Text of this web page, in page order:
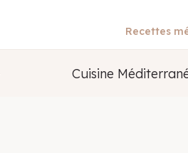
Recettes
Cuisine